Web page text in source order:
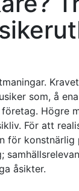
som, å
Högre
För att
för
åsikter.